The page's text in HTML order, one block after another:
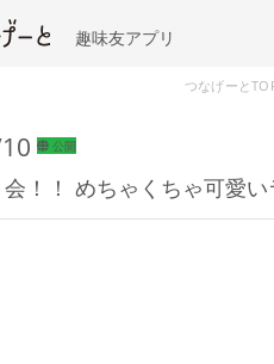
趣味友アプリ
つなげーと
公開
！！ めちゃくちゃ可愛